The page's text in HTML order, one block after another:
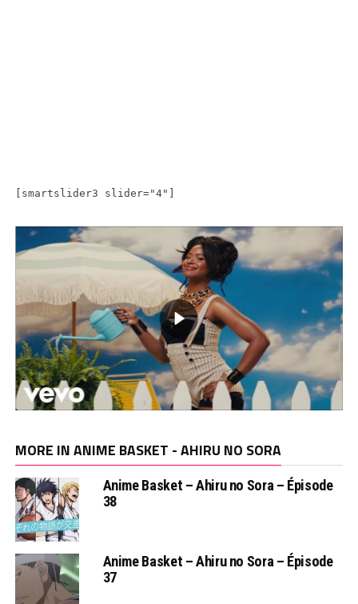
[smartslider3 slider="4"]
MORE IN ANIME BASKET - AHIRU NO SORA
Anime Basket – Ahiru no Sora – Épisode
38
Anime Basket – Ahiru no Sora – Épisode
37